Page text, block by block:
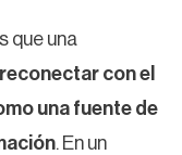
que una
con el
una fuente de
. En un